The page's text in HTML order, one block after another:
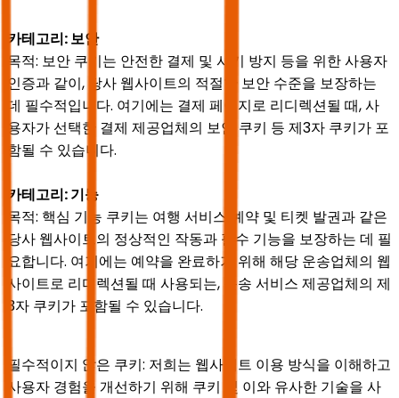
카테고리: 보안
목적: 보안 쿠키는 안전한 결제 및 사기 방지 등을 위한 사용자
인증과 같이, 당사 웹사이트의 적절한 보안 수준을 보장하는
데 필수적입니다. 여기에는 결제 페이지로 리디렉션될 때, 사
용자가 선택한 결제 제공업체의 보안 쿠키 등 제3자 쿠키가 포
함될 수 있습니다.
카테고리: 기능
목적: 핵심 기능 쿠키는 여행 서비스 예약 및 티켓 발권과 같은
당사 웹사이트의 정상적인 작동과 필수 기능을 보장하는 데 필
요합니다. 여기에는 예약을 완료하기 위해 해당 운송업체의 웹
사이트로 리디렉션될 때 사용되는, 운송 서비스 제공업체의 제
3자 쿠키가 포함될 수 있습니다.
필수적이지 않은 쿠키: 저희는 웹사이트 이용 방식을 이해하고
사용자 경험을 개선하기 위해 쿠키 및 이와 유사한 기술을 사